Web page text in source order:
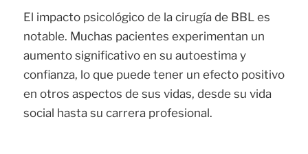
El impacto psicológico de la cirugía de BBL es
notable. Muchas pacientes experimentan un
aumento significativo en su autoestima y
confianza, lo que puede tener un efecto positivo
en otros aspectos de sus vidas, desde su vida
social hasta su carrera profesional.